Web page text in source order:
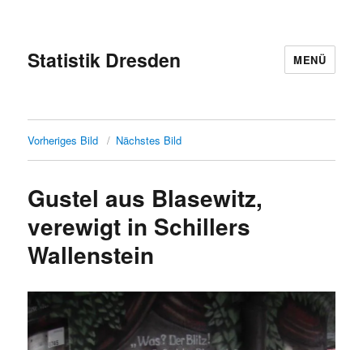
Statistik Dresden MENÜ
Vorheriges Bild Nächstes Bild
Gustel aus Blasewitz,
verewigt in Schillers
Wallenstein